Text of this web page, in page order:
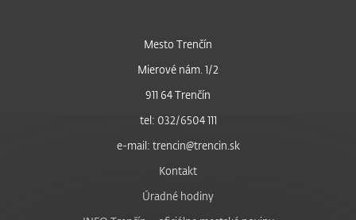
Mesto Trenčín
Mierové nám. 1/2
911 64 Trenčín
tel: 032/6504 111
e-mail: trencin@trencin.sk
Kontakt
Úradné hodiny